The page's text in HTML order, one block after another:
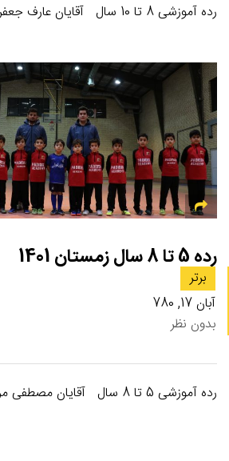
رده آموزشی 8 تا 10 سال آقایان عارف جعفری و آتیلا ثروتی
رده 5 تا 8 سال زمستان 1401
برتر
آبان 17, 780
بدون نظر
رده آموزشی 5 تا 8 سال